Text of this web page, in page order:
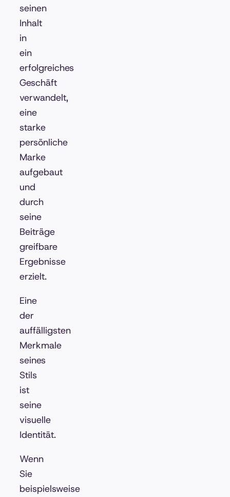
seinen
Inhalt
in
ein
erfolgreiches
Geschäft
verwandelt,
eine
starke
persönliche
Marke
aufgebaut
und
durch
seine
Beiträge
greifbare
Ergebnisse
erzielt.
Eine
der
auffälligsten
Merkmale
seines
Stils
ist
seine
visuelle
Identität.
Wenn
Sie
beispielsweise